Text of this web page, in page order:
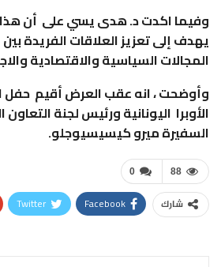
وفيما اكدت د. هدى يسي على أن هذا
يهدف إلى تعزيز العلاقات الفريدة
المجالات السياسية والاقتصادية
وأوضحت ، انه عقب العرض أقيم
الأوبرا اليونانية ورئيس لجنة
السفيرة ميرو كيسيسيوجلو.
0 88
شارك Facebook
Twitter